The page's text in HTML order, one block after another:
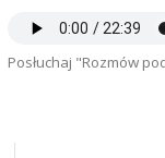
Posłuchaj "Rozmów